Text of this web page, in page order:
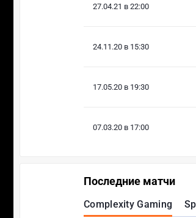
27.04.21 в 22:00
24.11.20 в 15:30
17.05.20 в 19:30
07.03.20 в 17:00
Последние матчи
Complexity Gaming